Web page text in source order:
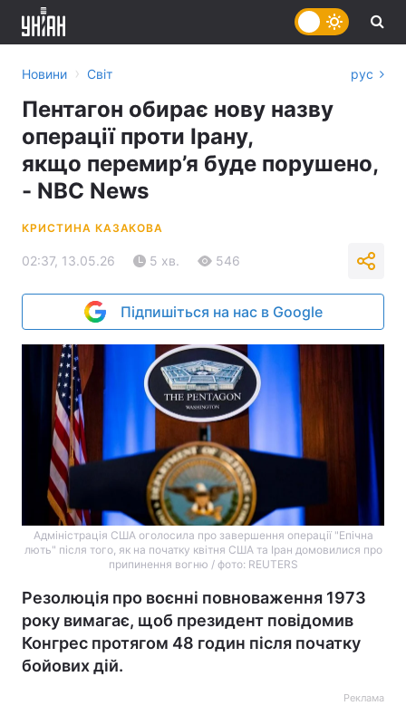
Новини › Світ рус
Пентагон обирає нову назву
операції проти Ірану,
якщо перемир’я буде порушено,
- NBC News
КРИСТИНА КАЗАКОВА
02:37, 13.05.26 5 хв. 546
Підпишіться на нас в Google
Адміністрація США оголосила про завершення операції "Епічна
лють" після того, як на початку квітня США та Іран домовилися про
припинення вогню / фото: REUTERS
Резолюція про воєнні повноваження 1973
року вимагає, щоб президент повідомив
Конгрес протягом 48 годин після початку
бойових дій.
Реклама